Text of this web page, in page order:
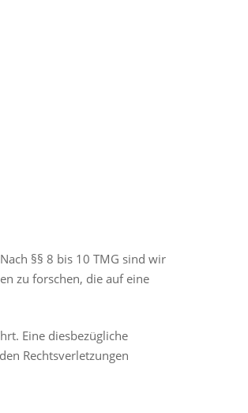
§§ 8 bis 10 TMG sind wir
zu forschen, die auf eine
Eine diesbezügliche
Rechtsverletzungen